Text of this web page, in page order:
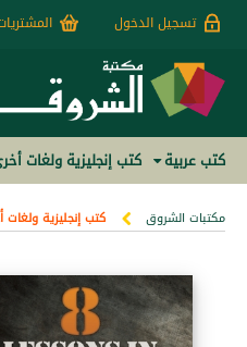
تسجيل الدخول
كتب عربية كتب إنجليزية ولغات
مكتبات الشروق كتب إنجليزية ولغات